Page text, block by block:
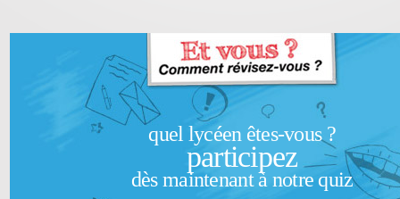
quel lycéen êtes-vous ?
participez
dès maintenant à notre quiz